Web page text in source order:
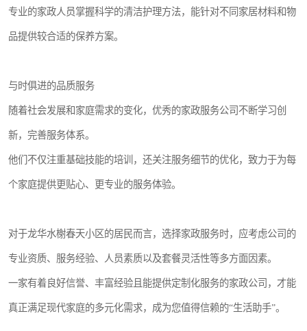
专业的家政人员掌握科学的清洁护理方法，能针对不同家居材料和物
品提供较合适的保养方案。
与时俱进的品质服务
随着社会发展和家庭需求的变化，优秀的家政服务公司不断学习创
新，完善服务体系。
他们不仅注重基础技能的培训，还关注服务细节的优化，致力于为每
个家庭提供更贴心、更专业的服务体验。
对于龙华水榭春天小区的居民而言，选择家政服务时，应考虑公司的
专业资质、服务经验、人员素质以及套餐灵活性等多方面因素。
一家有着良好信誉、丰富经验且能提供定制化服务的家政公司，才能
真正满足现代家庭的多元化需求，成为您值得信赖的“生活助手”。